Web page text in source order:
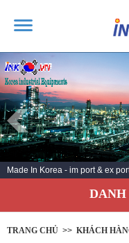
TRANG CHỦ
GIỚI THIỆU
SẢN PHẨM
DỊCH VỤ
TIN TỨC
KHÁCH HÀNG
Made In Korea - im port & ex
DANH
TRANG CHỦ >> KHÁCH